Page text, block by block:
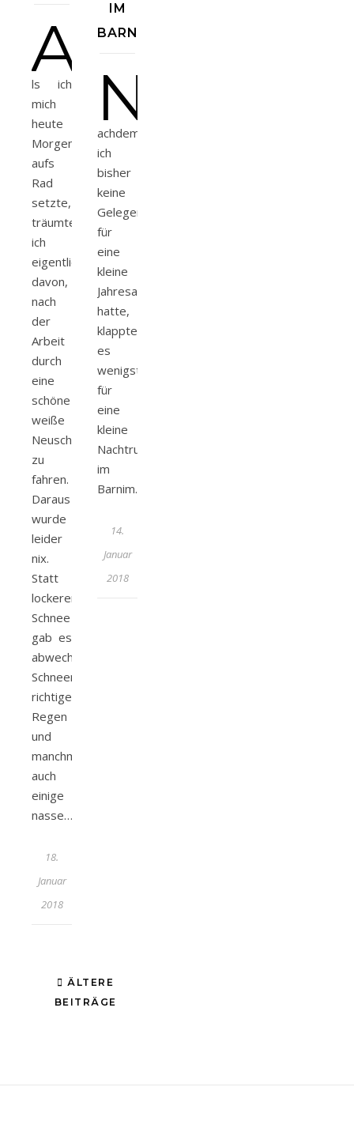
A
ls ich
mich
heute
Morgen
aufs
Rad
setzte,
träumte
ich
eigentlich
davon,
nach
der
Arbeit
durch
eine
schöne
weiße
Neuschneedecke
zu
fahren.
Daraus
wurde
leider
nix.
Statt
lockerem
Schnee
gab es
abwechselnd
Schneeregen,
richtigen
Regen
und
manchmal
auch
einige
nasse…
18.
Januar
2018
IM
BARNIM
N
achdem
ich
bisher
keine
Gelegenheit
für
eine
kleine
Jahresanfangstour
hatte,
klappte
es
wenigstens
für
eine
kleine
Nachtrunde
im
Barnim.
14.
Januar
2018
ÄLTERE
BEITRÄGE